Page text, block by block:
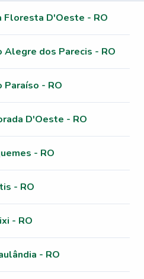
D'Oeste - RO
dos Parecis - RO
- RO
D'Oeste - RO
- RO
- RO
- RO
- RO